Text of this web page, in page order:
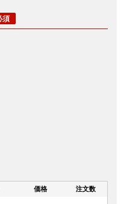
価格 注文数